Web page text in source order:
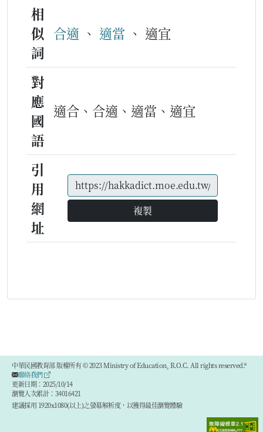
相
似
詞
合適 、 適當 、 適宜
對
應
國
語
適合、合適、適當、適宜
引
用
網
址
複製
中華民國教育部 版權所有 © 2023 Ministry of Education, R.O.C. All rights reserved.®
聯絡我們
更新日期：2025/10/14
瀏覽人次累計：34016421
建議採用 1920x1080(以上)之螢幕解析度，以獲得最佳瀏覽體驗